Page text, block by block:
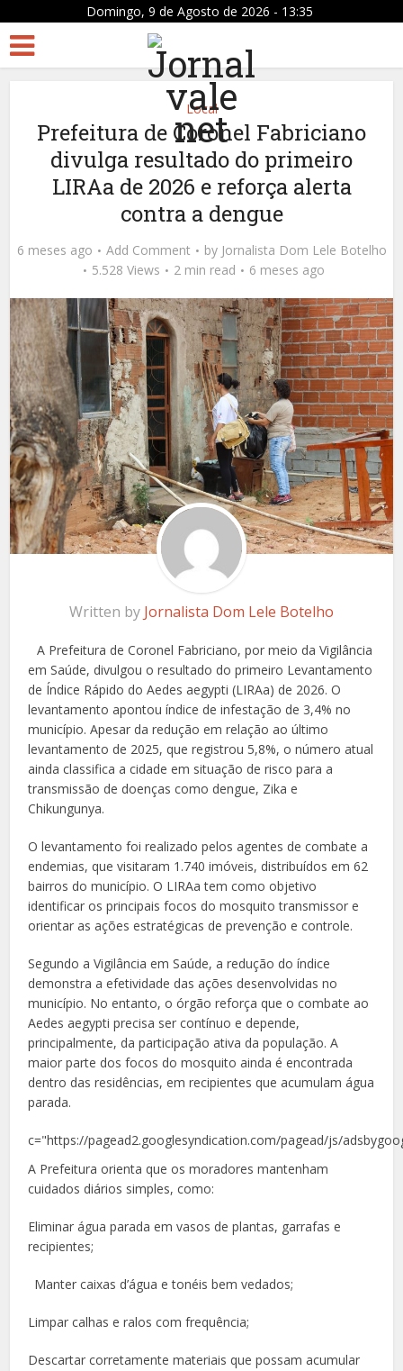
Domingo, 9 de Agosto de 2026 - 13:35
Local
Prefeitura de Coronel Fabriciano
divulga resultado do primeiro
LIRAa de 2026 e reforça alerta
contra a dengue
6 meses ago Add Comment by Jornalista Dom Lele Botelho
5.528 Views
2 min read 6 meses ago
Written by Jornalista Dom Lele Botelho
A Prefeitura de Coronel Fabriciano, por meio da Vigilância
em Saúde, divulgou o resultado do primeiro Levantamento
de Índice Rápido do Aedes aegypti (LIRAa) de 2026. O
levantamento apontou índice de infestação de 3,4% no
município. Apesar da redução em relação ao último
levantamento de 2025, que registrou 5,8%, o número atual
ainda classifica a cidade em situação de risco para a
transmissão de doenças como dengue, Zika e
Chikungunya.
O levantamento foi realizado pelos agentes de combate a
endemias, que visitaram 1.740 imóveis, distribuídos em 62
bairros do município. O LIRAa tem como objetivo
identificar os principais focos do mosquito transmissor e
orientar as ações estratégicas de prevenção e controle.
Segundo a Vigilância em Saúde, a redução do índice
demonstra a efetividade das ações desenvolvidas no
município. No entanto, o órgão reforça que o combate ao
Aedes aegypti precisa ser contínuo e depende,
principalmente, da participação ativa da população. A
maior parte dos focos do mosquito ainda é encontrada
dentro das residências, em recipientes que acumulam água
parada.
c="https://pagead2.googlesyndication.com/pagead/js/
A Prefeitura orienta que os moradores mantenham
cuidados diários simples, como:
Eliminar água parada em vasos de plantas, garrafas e
recipientes;
Manter caixas d’água e tonéis bem vedados;
Limpar calhas e ralos com frequência;
Descartar corretamente materiais que possam acumular